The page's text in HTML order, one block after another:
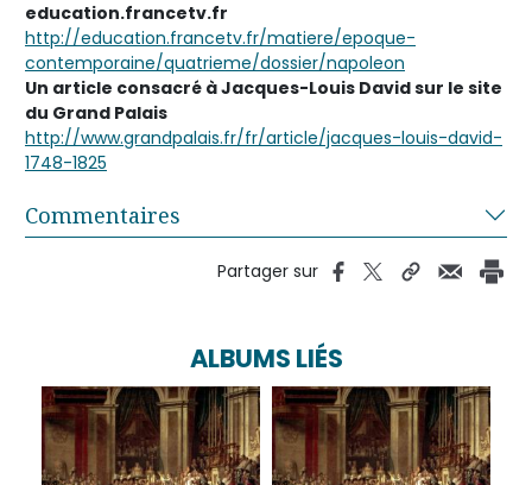
education.francetv.fr
http://education.francetv.fr/matiere/epoque-
contemporaine/quatrieme/dossier/napoleon
Un article consacré à Jacques-Louis David sur le site
du Grand Palais
http://www.grandpalais.fr/fr/article/jacques-louis-david-
1748-1825
Commentaires
Partager sur
ALBUMS LIÉS